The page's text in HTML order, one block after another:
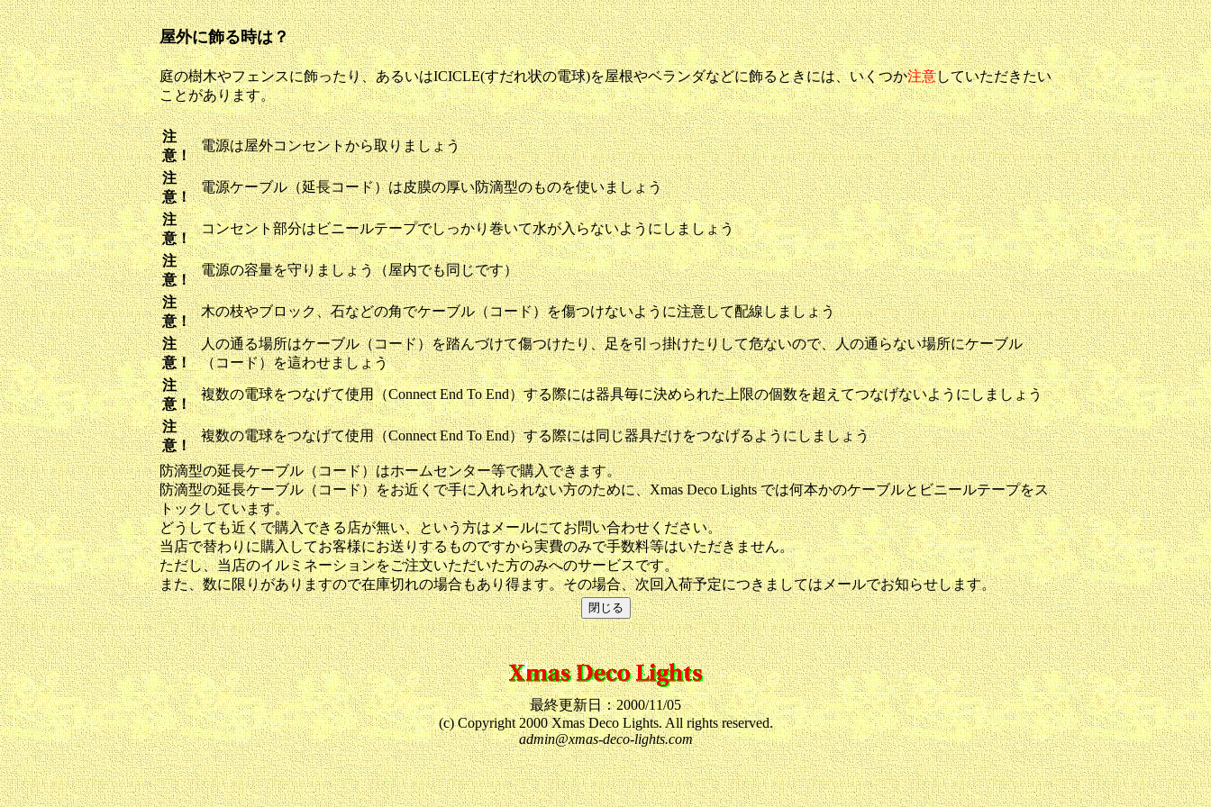
屋外に飾る時は？
庭の樹木やフェンスに飾ったり、あるいはICICLE(すだれ状の電球)を屋根やベランダなどに飾るときには、いくつか注意していただきたい
ことがあります。
注
意！
電源は屋外コンセントから取りましょう
注
意！
電源ケーブル（延長コード）は皮膜の厚い防滴型のものを使いましょう
注
意！
コンセント部分はビニールテープでしっかり巻いて水が入らないようにしましょう
注
意！
電源の容量を守りましょう（屋内でも同じです）
注
意！
木の枝やブロック、石などの角でケーブル（コード）を傷つけないように注意して配線しましょう
注
意！
人の通る場所はケーブル（コード）を踏んづけて傷つけたり、足を引っ掛けたりして危ないので、人の通らない場所にケーブル
（コード）を這わせましょう
注
意！
複数の電球をつなげて使用（Connect End To End）する際には器具毎に決められた上限の個数を超えてつなげないようにしましょう
注
意！
複数の電球をつなげて使用（Connect End To End）する際には同じ器具だけをつなげるようにしましょう
防滴型の延長ケーブル（コード）はホームセンター等で購入できます。
防滴型の延長ケーブル（コード）をお近くで手に入れられない方のために、Xmas Deco Lights では何本かのケーブルとビニールテープをス
トックしています。
どうしても近くで購入できる店が無い、という方はメールにてお問い合わせください。
当店で替わりに購入してお客様にお送りするものですから実費のみで手数料等はいただきません。
ただし、当店のイルミネーションをご注文いただいた方のみへのサービスです。
また、数に限りがありますので在庫切れの場合もあり得ます。その場合、次回入荷予定につきましてはメールでお知らせします。
最終更新日：2000/11/05
(c) Copyright 2000 Xmas Deco Lights. All rights reserved.
admin@xmas-deco-lights.com